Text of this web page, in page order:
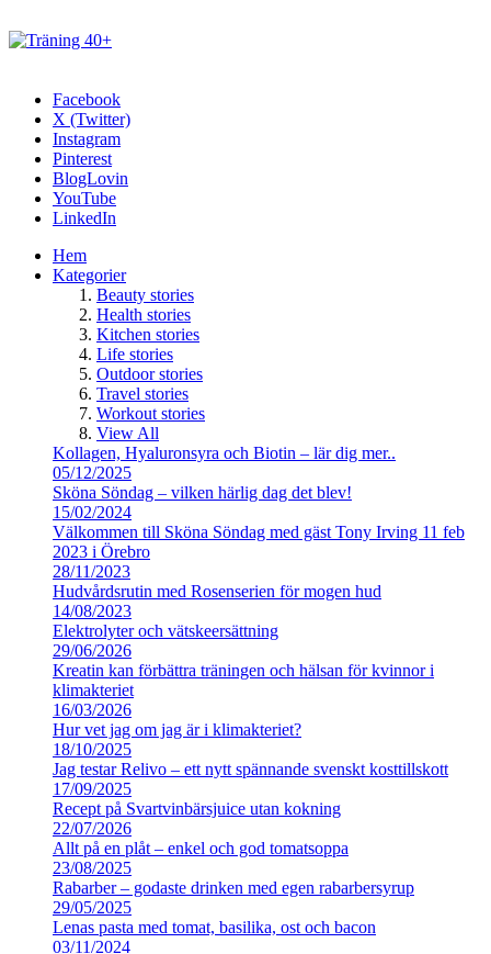
Facebook
X (Twitter)
Instagram
Pinterest
BlogLovin
YouTube
LinkedIn
Hem
Kategorier
Beauty stories
Health stories
Kitchen stories
Life stories
Outdoor stories
Travel stories
Workout stories
View All
Kollagen, Hyaluronsyra och Biotin – lär dig mer..
05/12/2025
Sköna Söndag – vilken härlig dag det blev!
15/02/2024
Välkommen till Sköna Söndag med gäst Tony Irving 11 feb
2023 i Örebro
28/11/2023
Hudvårdsrutin med Rosenserien för mogen hud
14/08/2023
Elektrolyter och vätskeersättning
29/06/2026
Kreatin kan förbättra träningen och hälsan för kvinnor i
klimakteriet
16/03/2026
Hur vet jag om jag är i klimakteriet?
18/10/2025
Jag testar Relivo – ett nytt spännande svenskt kosttillskott
17/09/2025
Recept på Svartvinbärsjuice utan kokning
22/07/2026
Allt på en plåt – enkel och god tomatsoppa
23/08/2025
Rabarber – godaste drinken med egen rabarbersyrup
29/05/2025
Lenas pasta med tomat, basilika, ost och bacon
03/11/2024